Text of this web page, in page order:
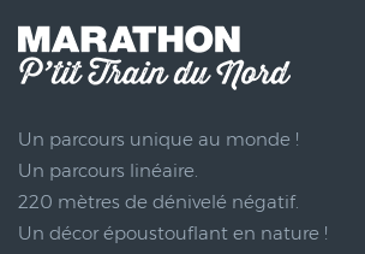
Un parcours unique au monde !
Un parcours linéaire.
220 mètres de dénivelé négatif.
Un décor époustouflant en nature !